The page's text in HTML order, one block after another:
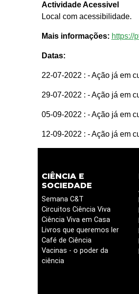
Actividade Acessivel
Local com acessibilidade.
Mais informações: https://
Datas:
22-07-2022 : - Ação já em
29-07-2022 : - Ação já em
05-09-2022 : - Ação já em
12-09-2022 : - Ação já em
CIÊNCIA E
SOCIEDADE
Semana C&T
Circuitos Ciência Viva
Ciência Viva em Casa
Livros que queremos ler
Café de Ciência
Vacinas - o poder da
ciência